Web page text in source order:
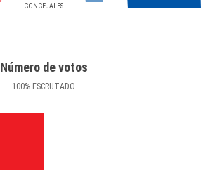
CONCEJALES
Número de votos
100% ESCRUTADO